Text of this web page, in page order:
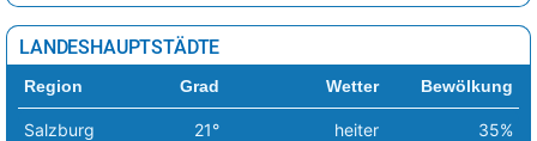
LANDESHAUPTSTÄDTE
Region Grad Wetter Bewölkung
Salzburg 21° heiter 35%